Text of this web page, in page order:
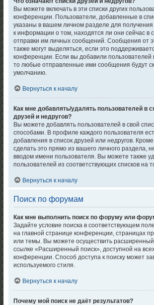
Вы можете включать в эти списки других
конференции. Пользователи, добавленные в
указаны в вашем личном разделе для получения
к информации о том, находятся ли они сейчас в
отправки им личных сообщений. Сообщения от
также могут выделяться, если это
конференции. Если вы добавили пользователей
то любые отправленные ими сообщения будут
умолчанию.
Вернуться к началу
Как мне добавлять/удалять пользователей в
друзей и недругов?
Вы можете добавлять пользователей в свой
способами. В профиле каждого пользователя
добавления в список друзей или недругов.
сделать это прямо из вашего личного раздела,
вводом имени пользователя. Вы можете также
пользователей из соответствующих списков на
Вернуться к началу
Поиск по форумам
Как мне выполнить поиск по форуму или
Задайте условие поиска в соответствующем
на главной странице конференции, страницах
или темы. Вы можете осуществить расширенный
ссылке «Расширенный поиск», доступной на
конференции. Способ доступа к поиску может
используемого стиля.
Вернуться к началу
Почему мой поиск не даёт результатов?